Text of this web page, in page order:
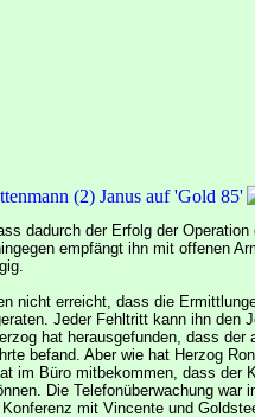
der Erfolg der
empfängt ihn mit offenen
erreicht, dass die
Jeder Fehltritt kann ihn den
hat herausgefunden, dass
befand. Aber wie hat Herzog
Büro mitbekommen, dass
Die Telefonüberwachung
mit Vincente und